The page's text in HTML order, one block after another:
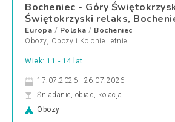
Bocheniec - Góry
Świętokrzyski relaks,
Europa / Polska / Bocheniec
Obozy, Obozy i Kolonie Letnie
Wiek: 11 - 14 lat
17.07.2026 - 26.07.2026
Śniadanie, obiad, kolacja
Obozy